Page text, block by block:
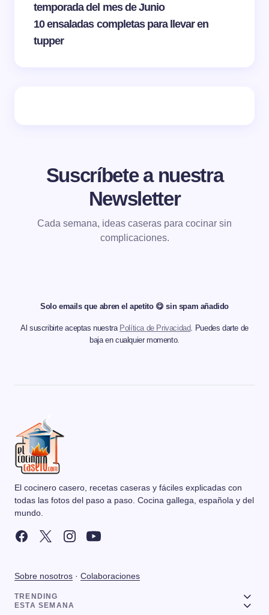
temporada del mes de Junio
10 ensaladas completas para llevar en
tupper
Suscríbete a nuestra
Newsletter
Cada semana, ideas caseras para cocinar sin
complicaciones.
Solo emails que abren el apetito 😋 sin spam añadido
Al suscribirte aceptas nuestra Política de Privacidad. Puedes darte de
baja en cualquier momento.
El cocinero casero, recetas caseras y fáciles explicadas con
todas las fotos del paso a paso. Cocina gallega, española y del
mundo.
Sobre nosotros · Colaboraciones
TRENDING
ESTA SEMANA